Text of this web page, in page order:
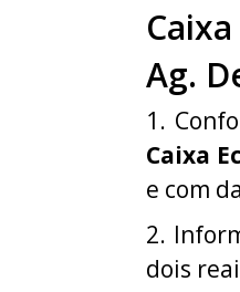
Ag.
1.
Caixa
e com
2.
dois